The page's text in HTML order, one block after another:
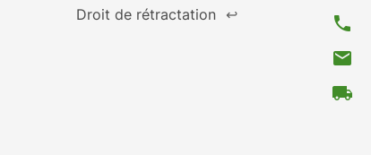
Droit de rétractation ↩ phone
mail
local_shipping